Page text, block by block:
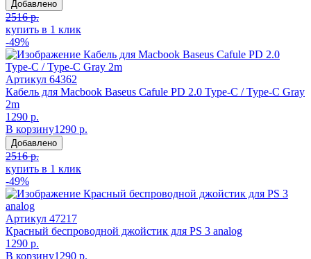
Добавлено
2516 р.
купить в 1 клик
-49%
Артикул 64362
Кабель для Macbook Baseus Cafule PD 2.0 Type-C / Type-C Gray
2m
1290 р.
В корзину1290 р.
Добавлено
2516 р.
купить в 1 клик
-49%
Артикул 47217
Красный беспроводной джойстик для PS 3 analog
1290 р.
В корзину1290 р.